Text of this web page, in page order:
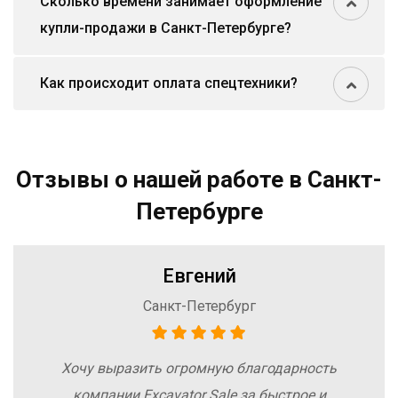
купли-продажи в Санкт-Петербурге?
Как происходит оплата спецтехники?
Отзывы о нашей работе в Санкт-
Петербурге
Евгений
Санкт-Петербург
Хочу выразить огромную благодарность